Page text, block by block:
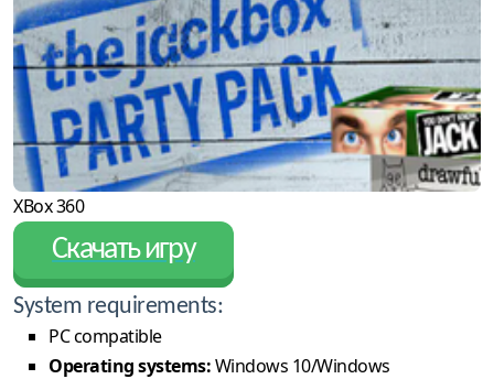
XBox 360
Скачать игру
System requirements:
PC compatible
Operating systems:Windows 10/Windows